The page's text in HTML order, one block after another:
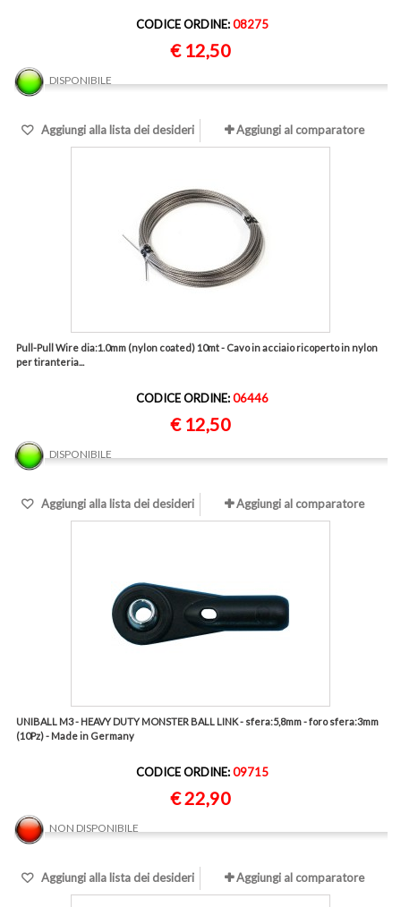
CODICE ORDINE:08275
€ 12,50
DISPONIBILE
Aggiungi alla lista dei desideri Aggiungi al comparatore
Pull-Pull Wire dia:1.0mm (nylon coated) 10mt - Cavo in acciaio ricoperto in nylon
per tiranteria...
CODICE ORDINE:06446
€ 12,50
DISPONIBILE
Aggiungi alla lista dei desideri Aggiungi al comparatore
UNIBALL M3 - HEAVY DUTY MONSTER BALL LINK - sfera:5,8mm - foro sfera:3mm
(10Pz) - Made in Germany
CODICE ORDINE:09715
€ 22,90
NON DISPONIBILE
Aggiungi alla lista dei desideri Aggiungi al comparatore